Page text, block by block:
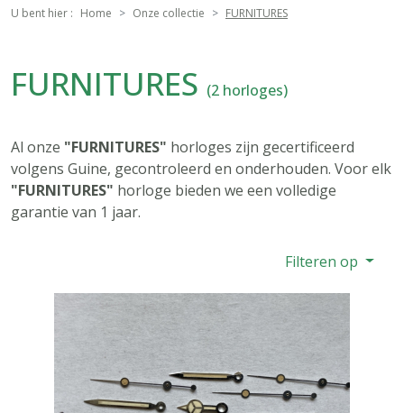
U bent hier : Home Onze collectie FURNITURES
FURNITURES (2 horloges)
Al onze "FURNITURES" horloges zijn gecertificeerd
volgens Guine, gecontroleerd en onderhouden. Voor elk
"FURNITURES" horloge bieden we een volledige
garantie van 1 jaar.
Filteren op